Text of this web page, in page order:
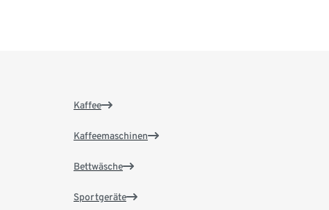
Kaffee
Kaffeemaschinen
Bettwäsche
Sportgeräte